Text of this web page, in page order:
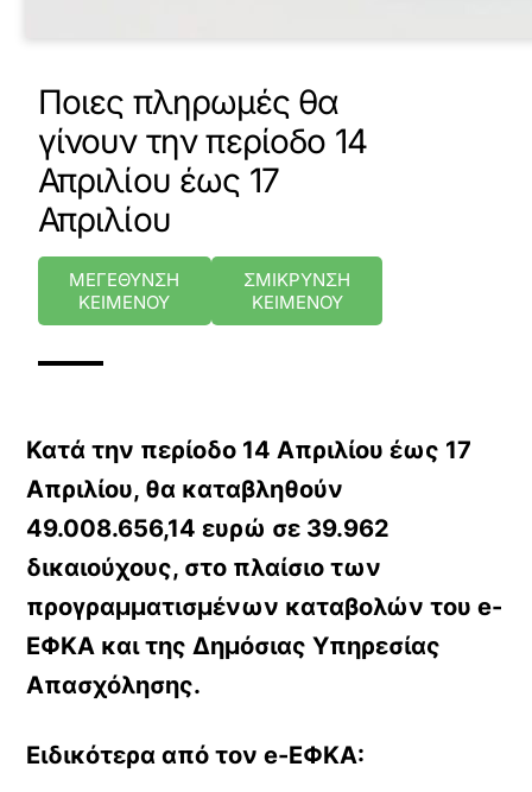
Ποιες πληρωμές θα
γίνουν την περίοδο 14
Απριλίου έως 17
Απριλίου
ΜΕΓΕΘΥΝΣΗ
ΚΕΙΜΕΝΟΥ
ΣΜΙΚΡΥΝΣΗ
ΚΕΙΜΕΝΟΥ
Κατά την περίοδο 14 Απριλίου έως 17
Απριλίου, θα καταβληθούν
49.008.656,14 ευρώ σε 39.962
δικαιούχους, στο πλαίσιο των
προγραμματισμένων καταβολών του e-
ΕΦΚΑ και της Δημόσιας Υπηρεσίας
Απασχόλησης.
Ειδικότερα από τον e-ΕΦΚΑ: